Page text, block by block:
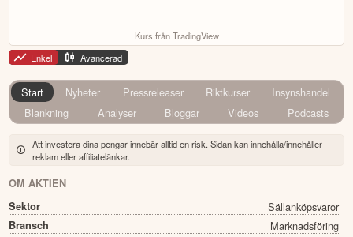
Kurs från TradingView
Enkel
Avancerad
Start Nyheter Pressreleaser Riktkurser
Insynshandel
Blankning
Analyser Bloggar Videos Podcasts
Att investera dina pengar innebär alltid en risk. Sidan kan innehålla/innehåller
reklam eller affiliatelänkar.
OM AKTIEN
Sektor
Sällanköpsvaror
Bransch Marknadsföring